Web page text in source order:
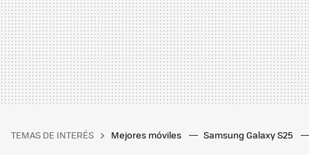
TEMAS DE INTERÉS Mejores móviles Samsung Galaxy S25